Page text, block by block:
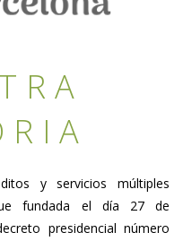
y servicios múltiples
fue fundada el día 27 de
presidencial número